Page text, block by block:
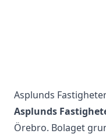
Asplunds
Asplunds
Örebro. Bolaget